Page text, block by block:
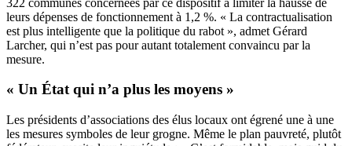
leurs dépenses de fonctionnement à 1,2 %. « La contractualisation
est plus intelligente que la politique du rabot », admet Gérard
Larcher, qui n’est pas pour autant totalement convaincu par la
mesure.
« Un État qui n’a plus les moyens »
Les présidents d’associations des élus locaux ont égrené une à une
les mesures symboles de leur grogne. Même le plan pauvreté, plutôt